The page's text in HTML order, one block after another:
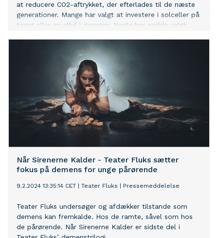
at reducere CO2-aftrykket, der efterlades til de næste
generationer. Mange har valgt at investere i solceller på
taget eller en elbil i garagen. Nogle har endda valgt
Når Sirenerne Kalder - Teater Fluks sætter
fokus på demens for unge pårørende
9.2.2024 13:35:14 CET Teater Fluks Pressemeddelelse
Teater Fluks undersøger og afdækker tilstande som
demens kan fremkalde. Hos de ramte, såvel som hos
de pårørende. Når Sirenerne Kalder er sidste del i